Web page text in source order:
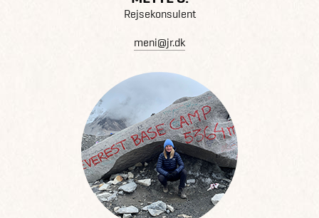
Rejsekonsulent
meni@jr.dk